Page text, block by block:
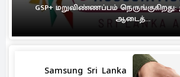
GSP+ மறுவிண்ணப்பம்
ஆடைத்...
Samsung Sri Lanka